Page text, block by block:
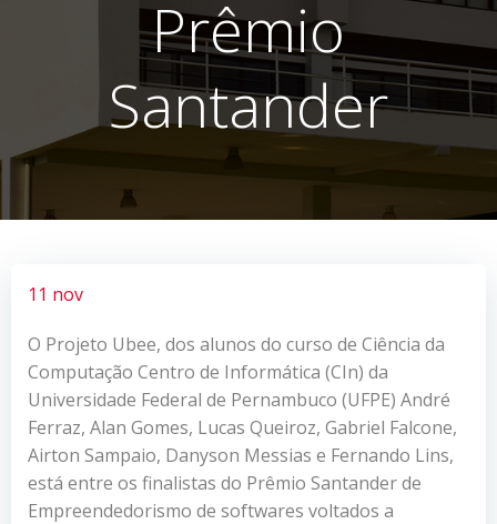
Prêmio
Santander
11 nov
O Projeto Ubee, dos alunos do curso de Ciência da
Computação Centro de Informática (CIn) da
Universidade Federal de Pernambuco (UFPE) André
Ferraz, Alan Gomes, Lucas Queiroz, Gabriel Falcone,
Airton Sampaio, Danyson Messias e Fernando Lins,
está entre os finalistas do Prêmio Santander de
Empreendedorismo de softwares voltados a